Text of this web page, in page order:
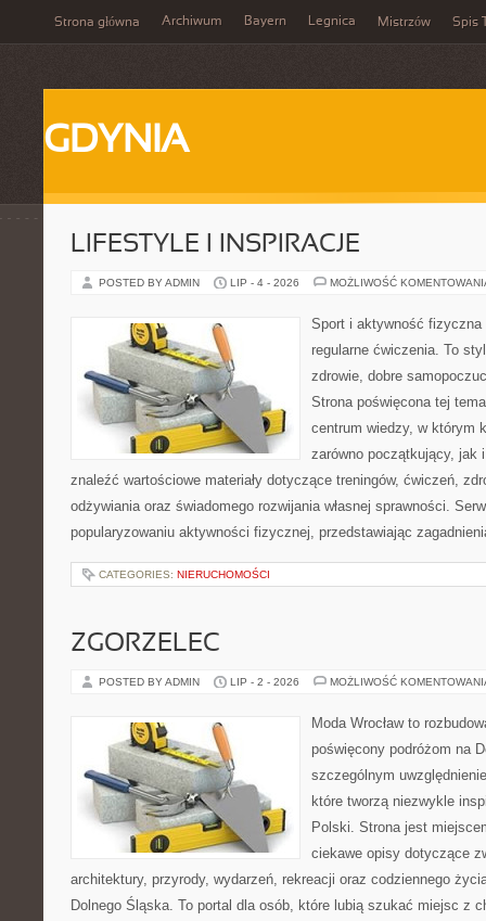
Strona główna Archiwum Bayern Legnica Mistrzów Spis
GDYNIA
LIFESTYLE I INSPIRACJE
POSTED BY ADMIN LIP - 4 - 2026 MOŻLIWOŚĆ
Sport i aktywność
regularne ćwiczenia. To
zdrowie, dobre
Strona poświęcona tej
centrum wiedzy, w którym
zarówno początkujący, jak
znaleźć wartościowe materiały dotyczące treningów, ćwiczeń,
odżywiania oraz świadomego rozwijania własnej sprawności.
popularyzowaniu aktywności fizycznej, przedstawiając
CATEGORIES: NIERUCHOMOŚCI
ZGORZELEC
POSTED BY ADMIN LIP - 2 - 2026 MOŻLIWOŚĆ
Moda Wrocław to
poświęcony podróżom na
szczególnym
które tworzą niezwykle
Polski. Strona jest
ciekawe opisy dotyczące
architektury, przyrody, wydarzeń, rekreacji oraz codziennego
Dolnego Śląska. To portal dla osób, które lubią szukać miejsc z